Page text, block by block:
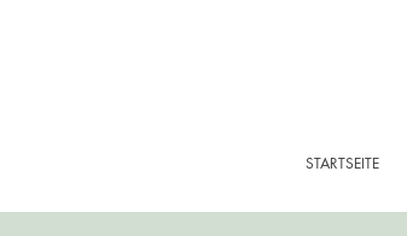
STARTSEITE